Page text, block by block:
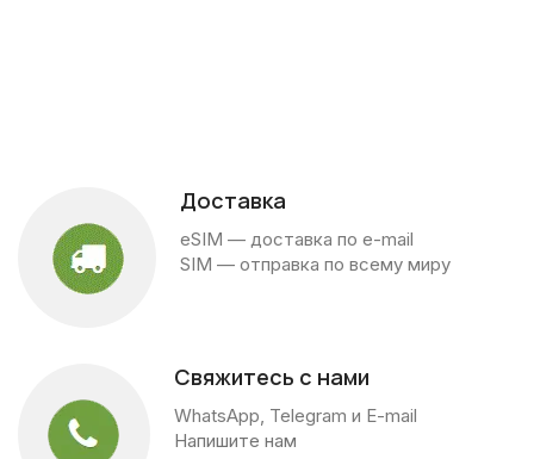
Доставка
eSIM — доставка по e-mail
SIM — отправка по всему миру
Свяжитесь с нами
WhatsApp, Telegram и E-mail
Напишите нам